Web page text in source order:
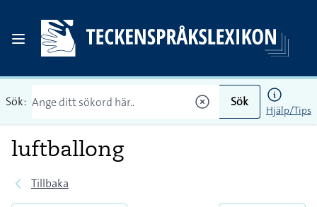
Sök: Sök
Hjälp/Tips
luftballong
Tillbaka